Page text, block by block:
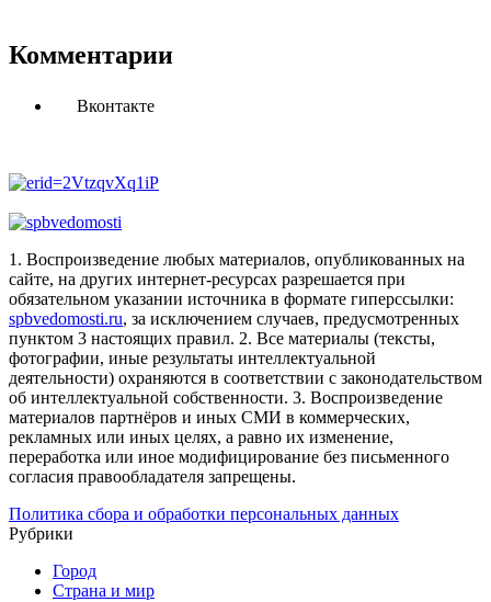
Комментарии
Вконтакте
1. Воспроизведение любых материалов, опубликованных на
сайте, на других интернет-ресурсах разрешается при
обязательном указании источника в формате гиперссылки:
spbvedomosti.ru, за исключением случаев, предусмотренных
пунктом 3 настоящих правил. 2. Все материалы (тексты,
фотографии, иные результаты интеллектуальной
деятельности) охраняются в соответствии с законодательством
об интеллектуальной собственности. 3. Воспроизведение
материалов партнёров и иных СМИ в коммерческих,
рекламных или иных целях, а равно их изменение,
переработка или иное модифицирование без письменного
согласия правообладателя запрещены.
Политика сбора и обработки персональных данных
Рубрики
Город
Страна и мир